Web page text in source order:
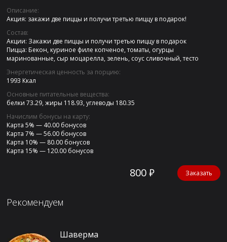
800 ₽ Заказать
Описание:
Акция: закажи две пиццы и получи третью пиццу в подарок!
Состав:
Акции: Закажи две пиццы и получи третью пиццу в подарок
Пицца: Бекон, куриное филе копченое, томаты, огурцы
маринованные, сыр моцарелла, зелень, соус сливочный, тесто
Энергетическая ценность за порцию:
1993 Ккал
Основные питательные вещества:
белки 73.29, жиры 118.93, углеводы 180.35
Начислим бонусы на карту:
Карта 5% — 40.00 бонусов
Карта 7% —56.00 бонусов
Карта 10% — 80.00 бонусов
Карта 15% — 120.00 бонусов
Рекомендуем
Шаверма